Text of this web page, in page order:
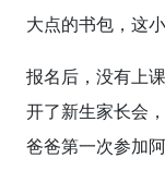
大点的书包，这
报名后，没有上
开了新生家长会
爸爸第一次参加